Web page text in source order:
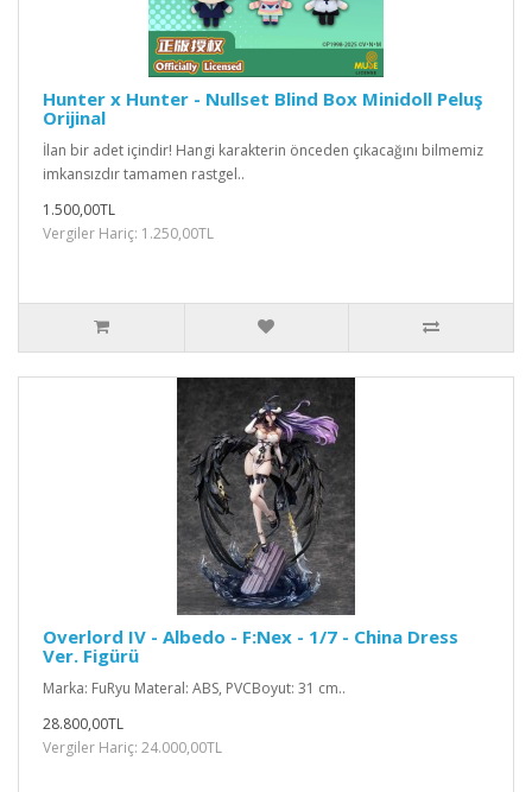
Hunter x Hunter - Nullset Blind Box Minidoll Peluş
Orijinal
İlan bir adet içindir! Hangi karakterin önceden çıkacağını bilmemiz
imkansızdır tamamen rastgel..
1.500,00TL
Vergiler Hariç: 1.250,00TL
Overlord IV - Albedo - F:Nex - 1/7 - China Dress
Ver. Figürü
Marka: FuRyu Materal: ABS, PVCBoyut: 31 cm..
28.800,00TL
Vergiler Hariç: 24.000,00TL